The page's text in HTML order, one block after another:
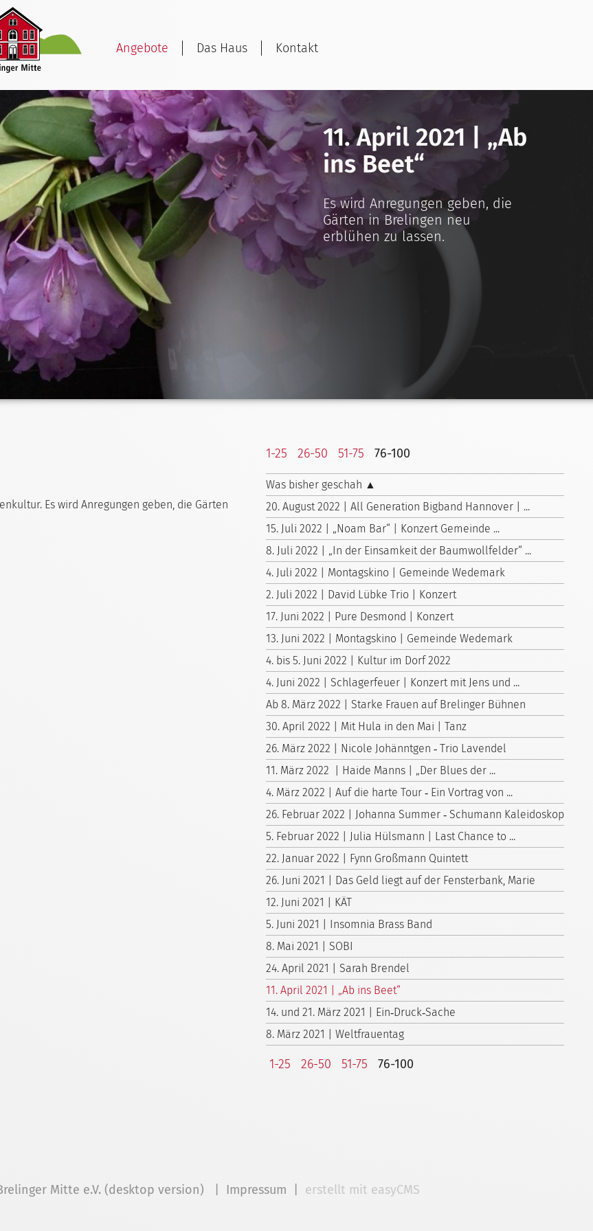
Angebote Das Haus Kontakt
11. April 2021 | „Ab
ins Beet“
Es wird Anregungen geben, die
Gärten in Brelingen neu
erblühen zu lassen.
1-25 26-50 51-75 76-100
Was bisher geschah ▲
20. August 2022 | All Generation Bigband Hannover | ...
15. Juli 2022 | „Noam Bar“ | Konzert Gemeinde ...
8. Juli 2022 | „In der Einsamkeit der Baumwollfelder“ ...
4. Juli 2022 | Montagskino | Gemeinde Wedemark
2. Juli 2022 | David Lübke Trio | Konzert
17. Juni 2022 | Pure Desmond | Konzert
13. Juni 2022 | Montagskino | Gemeinde Wedemark
4. bis 5. Juni 2022 | Kultur im Dorf 2022
4. Juni 2022 | Schlagerfeuer | Konzert mit Jens und ...
Ab 8. März 2022 | Starke Frauen auf Brelinger Bühnen
30. April 2022 | Mit Hula in den Mai | Tanz
26. März 2022 | Nicole Johänntgen ‑ Trio Lavendel
11. März 2022 | Haide Manns | „Der Blues der ...
4. März 2022 | Auf die harte Tour ‑ Ein Vortrag von ...
26. Februar 2022 | Johanna Summer ‑ Schumann Kaleidoskop
5. Februar 2022 | Julia Hülsmann | Last Chance to ...
22. Januar 2022 | Fynn Großmann Quintett
26. Juni 2021 | Das Geld liegt auf der Fensterbank, Marie
12. Juni 2021 | KÄT
5. Juni 2021 | Insomnia Brass Band
8. Mai 2021 | SOBI
24. April 2021 | Sarah Brendel
11. April 2021 | „Ab ins Beet“
14. und 21. März 2021 | Ein‑Druck‑Sache
8. März 2021 | Weltfrauentag
1-25 26-50 51-75 76-100
Es wird Anregungen geben, die Gärten
Mitte e.V. (desktop version) | Impressum erstellt mit easyCMS